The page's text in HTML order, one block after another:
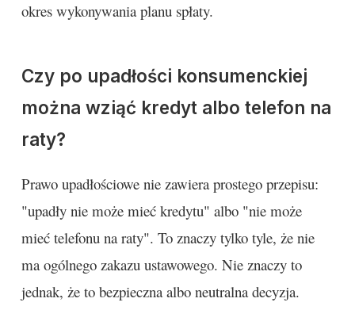
okres wykonywania planu spłaty.
Czy po upadłości konsumenckiej
można wziąć kredyt albo telefon na
raty?
Prawo upadłościowe nie zawiera prostego przepisu:
"upadły nie może mieć kredytu" albo "nie może
mieć telefonu na raty". To znaczy tylko tyle, że nie
ma ogólnego zakazu ustawowego. Nie znaczy to
jednak, że to bezpieczna albo neutralna decyzja.